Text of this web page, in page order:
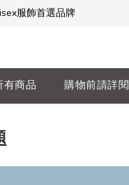
服飾首選品牌
服飾首選品牌
更多優惠及折扣
服飾首選品牌
有商品 購物前請詳閱